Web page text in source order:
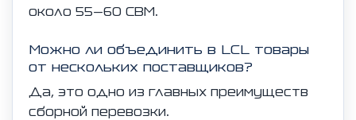
около 55–60 CBM.
Можно ли объединить в LCL товары
от нескольких поставщиков?
Да, это одно из главных преимуществ
сборной перевозки.